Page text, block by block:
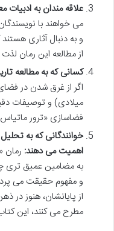
علاقه مندان به ادبیات
می خواهند با
و به دنبال آثاری
از مطالعه این رمان
کسانی که به مطالعه
میلادی) و توصیفات
فضاسازی «ترور
خوانندگانی که به
اهمیت می دهند: رمان
به مضامین عمیق تری
و مفهوم حقیقت می
از پایانشان، هنوز در
مطرح می کنند، این